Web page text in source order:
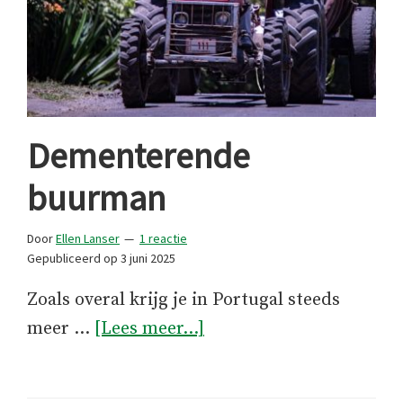
Dementerende
buurman
DoorEllen Lanser
1 reactie
Gepubliceerd op 3 juni 2025
Zoals overal krijg je in Portugal steeds
meer … [Lees meer...]